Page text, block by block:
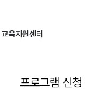
교육지원센터
프로그램 신청